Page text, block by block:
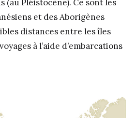
(au Pléistocène). Ce sont les
et des Aborigènes
distances entre les îles
à l’aide d’embarcations